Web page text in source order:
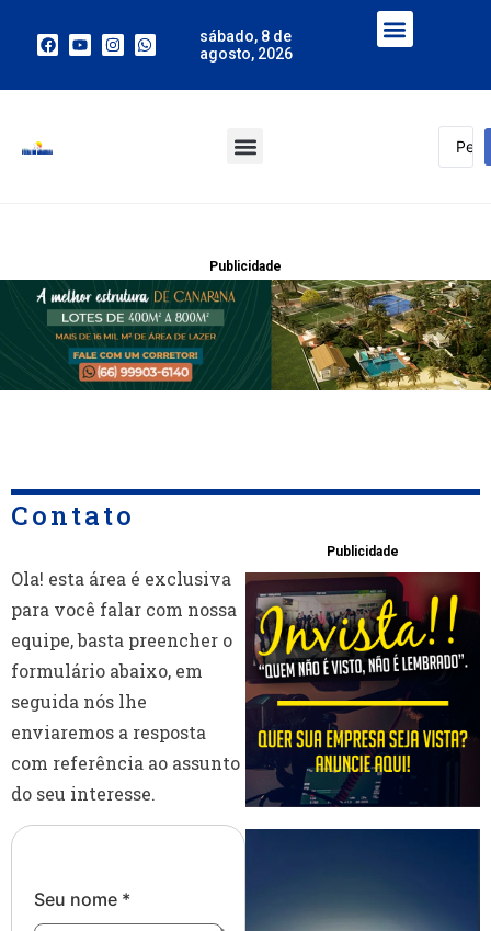
sábado, 8 de
agosto, 2026
Publicidade
Contato
Ola! esta área é exclusiva
para você falar com nossa
equipe, basta preencher o
formulário abaixo, em
seguida nós lhe
enviaremos a resposta
com referência ao assunto
do seu interesse.
Seu nome *
Publicidade